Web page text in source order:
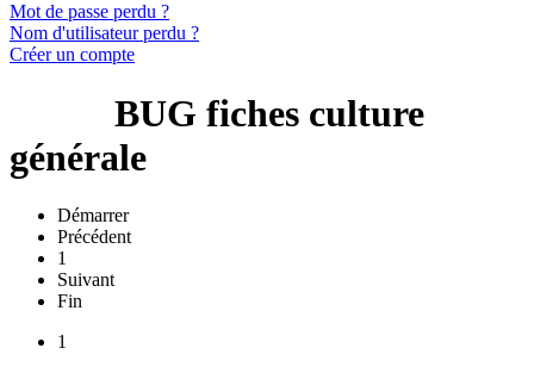
Mot de passe perdu ?
Nom d'utilisateur perdu ?
Créer un compte
BUG fiches culture
générale
Démarrer
Précédent
1
Suivant
Fin
1